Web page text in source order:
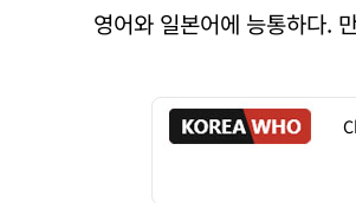
영어와 일본어에 능통하다.